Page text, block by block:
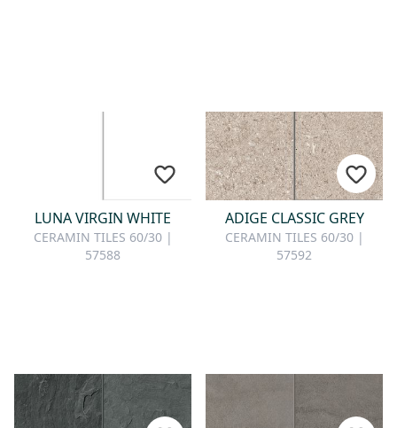
LUNA VIRGIN WHITE
CERAMIN TILES 60/30 |
57588
ADIGE CLASSIC GREY
CERAMIN TILES 60/30 |
57592